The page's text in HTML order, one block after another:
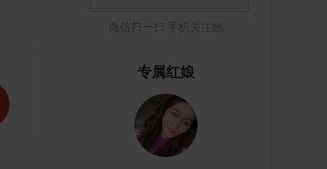
微信扫一扫 手机关注她
专属红娘